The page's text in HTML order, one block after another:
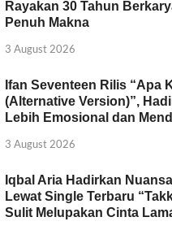
Rayakan 30 Tahun
Penuh Makna
3 August 2026
Ifan Seventeen Rilis “Apa
(Alternative Version)”,
Lebih Emosional dan
3 August 2026
Iqbal Aria Hadirkan
Lewat Single Terbaru
Sulit Melupakan Cinta